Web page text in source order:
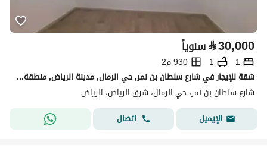
⃁30,000 سنوياً
1
1
930 م2
شقة للإيجار في شارع سلطان بن نمر, حي الرمال, مدينة الرياض, منطقة الرياض
شارع سلطان بن نمر، حي الرمال، شرق الرياض، الرياض
الإيميل
اتصال